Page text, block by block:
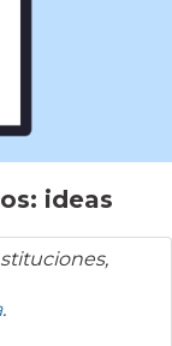
ideas
.